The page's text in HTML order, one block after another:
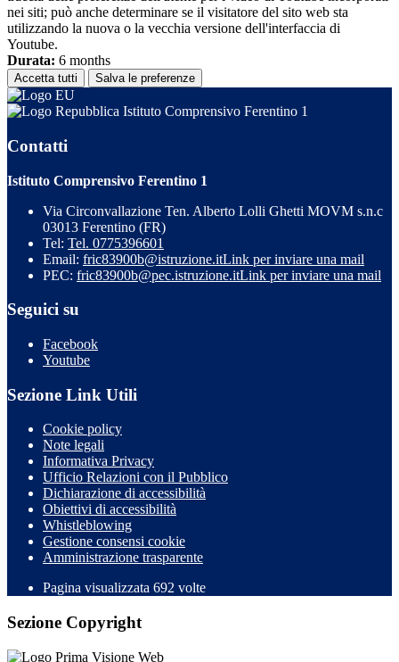
nei siti; può anche determinare se il visitatore del sito web sta
utilizzando la nuova o la vecchia versione dell'interfaccia di
Youtube.
Durata: 6 months
Accetta tutti Salva le preferenze
Istituto Comprensivo Ferentino 1
Contatti
Istituto Comprensivo Ferentino 1
Via Circonvallazione Ten. Alberto Lolli Ghetti MOVM s.n.c
03013 Ferentino (FR)
Tel: Tel. 0775396601
Email: fric83900b@istruzione.itLink per inviare una mail
PEC: fric83900b@pec.istruzione.itLink per inviare una mail
Seguici su
Facebook
Youtube
Sezione Link Utili
Cookie policy
Note legali
Informativa Privacy
Ufficio Relazioni con il Pubblico
Dichiarazione di accessibilità
Obiettivi di accessibilità
Whistleblowing
Gestione consensi cookie
Amministrazione trasparente
Pagina visualizzata 692 volte
Sezione Copyright